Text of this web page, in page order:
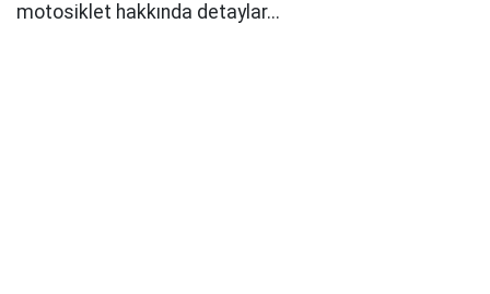
motosiklet hakkında detaylar...